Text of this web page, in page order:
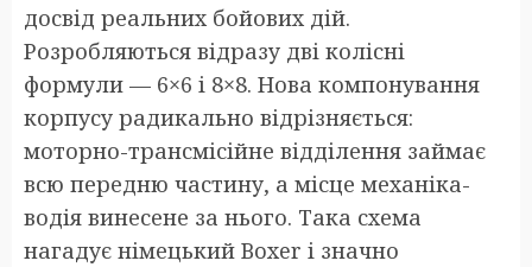
досвід реальних бойових дій.
Розробляються відразу дві колісні
формули — 6×6 і 8×8. Нова компонування
корпусу радикально відрізняється:
моторно-трансмісійне відділення займає
всю передню частину, а місце механіка-
водія винесене за нього. Така схема
нагадує німецький Boxer і значно